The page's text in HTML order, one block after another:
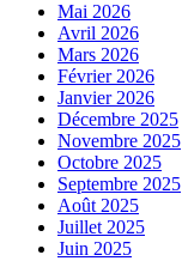
Mai 2026
Avril 2026
Mars 2026
Février 2026
Janvier 2026
Décembre 2025
Novembre 2025
Octobre 2025
Septembre 2025
Août 2025
Juillet 2025
Juin 2025